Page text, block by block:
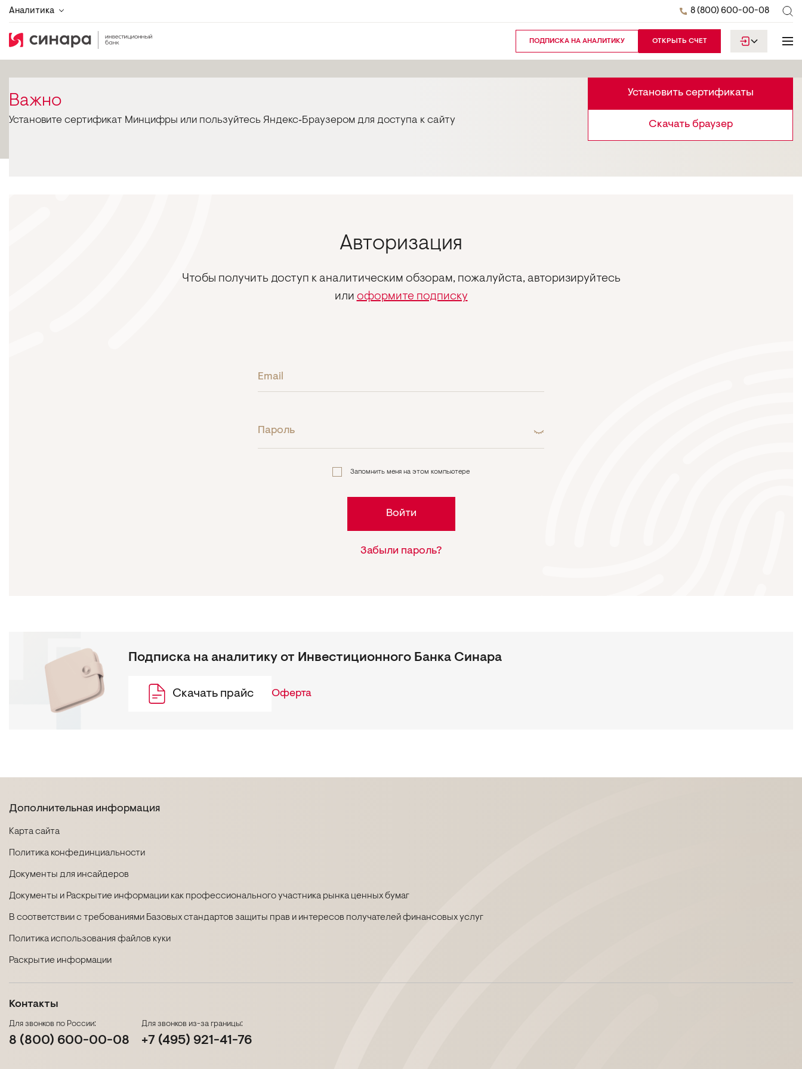
Аналитика 8 (800) 600-00-08
ПОДПИСКА НА АНАЛИТИКУ ОТКРЫТЬ СЧЕТ
Важно
Установите сертификат Минцифры или пользуйтесь Яндекс‑Браузером для доступа к сайту
Установить сертификаты
Скачать браузер
Авторизация
Чтобы получить доступ к аналитическим обзорам, пожалуйста, авторизируйтесь
или оформите подписку
Email
Пароль
Запомнить меня на этом компьютере
Войти
Забыли пароль?
Подписка на аналитику от Инвестиционного Банка Синара
Скачать прайс Оферта
Дополнительная информация
Карта сайта
Политика конфединциальности
Документы для инсайдеров
Документы и Раскрытие информации как профессионального участника рынка ценных бумаг
В соответствии с требованиями Базовых стандартов защиты прав и интересов получателей финансовых услуг
Политика использования файлов куки
Раскрытие информации
Контакты
Для звонков по России:
8 (800) 600-00-08
Для звонков из-за границы:
+7 (495) 921-41-76